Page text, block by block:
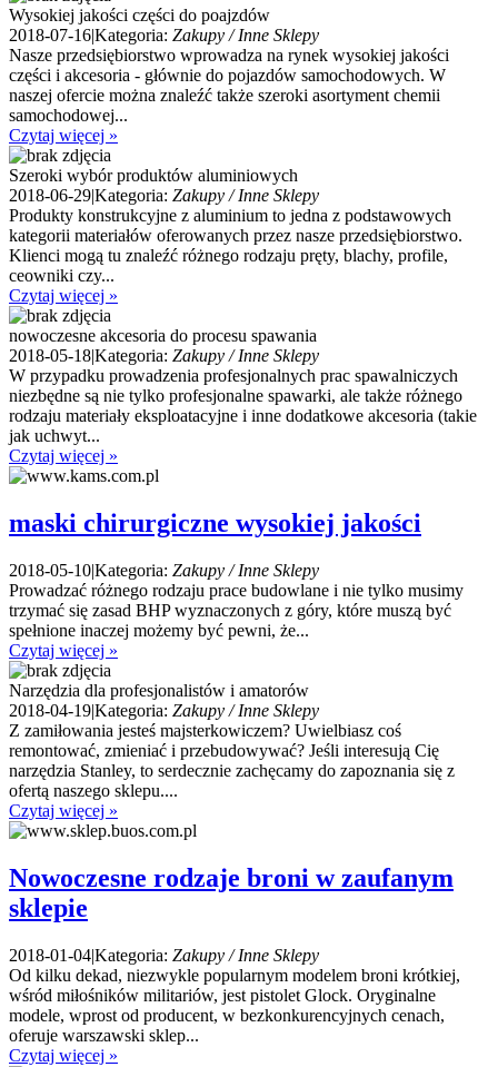
Wysokiej jakości części do poajzdów
2018-07-16|Kategoria: Zakupy / Inne Sklepy
Nasze przedsiębiorstwo wprowadza na rynek wysokiej jakości
części i akcesoria - głównie do pojazdów samochodowych. W
naszej ofercie można znaleźć także szeroki asortyment chemii
samochodowej...
Czytaj więcej »
Szeroki wybór produktów aluminiowych
2018-06-29|Kategoria: Zakupy / Inne Sklepy
Produkty konstrukcyjne z aluminium to jedna z podstawowych
kategorii materiałów oferowanych przez nasze przedsiębiorstwo.
Klienci mogą tu znaleźć różnego rodzaju pręty, blachy, profile,
ceowniki czy...
Czytaj więcej »
nowoczesne akcesoria do procesu spawania
2018-05-18|Kategoria: Zakupy / Inne Sklepy
W przypadku prowadzenia profesjonalnych prac spawalniczych
niezbędne są nie tylko profesjonalne spawarki, ale także różnego
rodzaju materiały eksploatacyjne i inne dodatkowe akcesoria (takie
jak uchwyt...
Czytaj więcej »
maski chirurgiczne wysokiej jakości
2018-05-10|Kategoria: Zakupy / Inne Sklepy
Prowadzać różnego rodzaju prace budowlane i nie tylko musimy
trzymać się zasad BHP wyznaczonych z góry, które muszą być
spełnione inaczej możemy być pewni, że...
Czytaj więcej »
Narzędzia dla profesjonalistów i amatorów
2018-04-19|Kategoria: Zakupy / Inne Sklepy
Z zamiłowania jesteś majsterkowiczem? Uwielbiasz coś
remontować, zmieniać i przebudowywać? Jeśli interesują Cię
narzędzia Stanley, to serdecznie zachęcamy do zapoznania się z
ofertą naszego sklepu....
Czytaj więcej »
Nowoczesne rodzaje broni w zaufanym
sklepie
2018-01-04|Kategoria: Zakupy / Inne Sklepy
Od kilku dekad, niezwykle popularnym modelem broni krótkiej,
wśród miłośników militariów, jest pistolet Glock. Oryginalne
modele, wprost od producent, w bezkonkurencyjnych cenach,
oferuje warszawski sklep...
Czytaj więcej »